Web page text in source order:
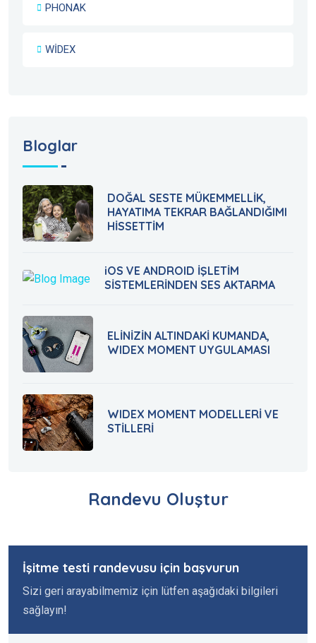
PHONAK
WİDEX
Bloglar
DOĞAL SESTE MÜKEMMELLİK,
HAYATIMA TEKRAR BAĞLANDIĞIMI
HİSSETTİM
iOS VE ANDROID İŞLETİM
SİSTEMLERİNDEN SES AKTARMA
ELİNİZİN ALTINDAKİ KUMANDA,
WIDEX MOMENT UYGULAMASI
WIDEX MOMENT MODELLERİ VE
STİLLERİ
Randevu Oluştur
İşitme testi randevusu için başvurun
Sizi geri arayabilmemiz için lütfen aşağıdaki bilgileri
sağlayın!